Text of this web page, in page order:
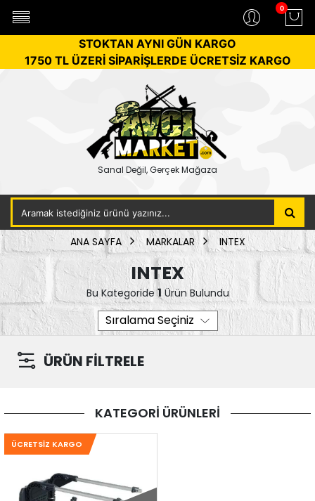
0
STOKTAN AYNI GÜN KARGO
1750 TL ÜZERİ SİPARİŞLERDE ÜCRETSİZ KARGO
Sanal Değil, Gerçek Mağaza
ANA SAYFA MARKALAR INTEX
INTEX
Bu Kategoride1 Ürün Bulundu
ÜRÜN FİLTRELE
KATEGORİ ÜRÜNLERİ
ÜCRETSIZ KARGO